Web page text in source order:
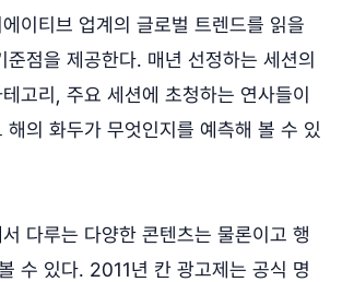
이티브 업계의 글로벌 트렌드를 읽을
준점을 제공한다. 매년 선정하는 세션의
고리, 주요 세션에 초청하는 연사들이
해의 화두가 무엇인지를 예측해 볼 수 있
다루는 다양한 콘텐츠는 물론이고 행
수 있다. 2011년 칸 광고제는 공식 명